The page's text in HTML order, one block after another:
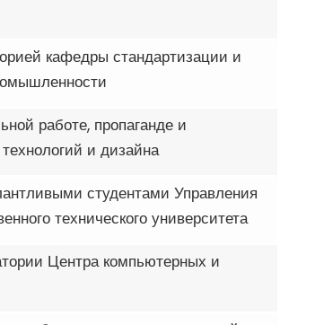
кафедры стандартизации и
работе, пропаганде и
и дизайна
студентами Управления
технического университета
Центра компьютерных и